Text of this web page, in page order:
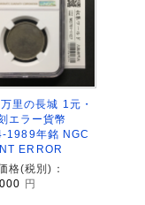
里の長城 1元・
エラー貨幣
1989年銘 NGC
ERROR
格(税別)：
円